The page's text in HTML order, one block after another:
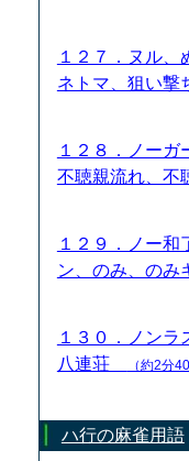
１２７．ヌル、
ネトマ、狙い
１２８．ノーガ
不聴親流れ、
１２９．ノー和
ン、のみ、の
１３０．ノンラ
八連荘
（約2分
ハ行の麻雀用語